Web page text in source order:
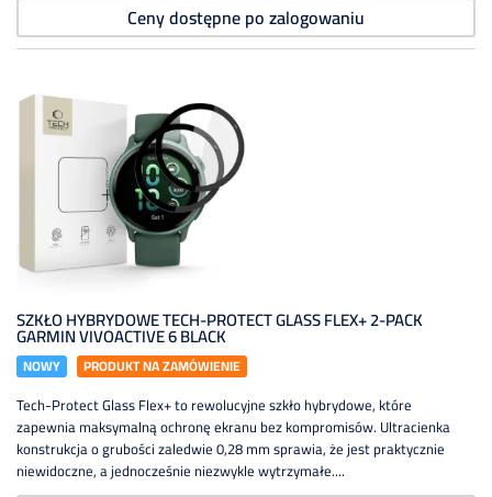
Ceny dostępne po zalogowaniu
SZKŁO HYBRYDOWE TECH-PROTECT GLASS FLEX+ 2-PACK
GARMIN VIVOACTIVE 6 BLACK
NOWY PRODUKT NA ZAMÓWIENIE
Tech-Protect Glass Flex+ to rewolucyjne szkło hybrydowe, które
zapewnia maksymalną ochronę ekranu bez kompromisów. Ultracienka
konstrukcja o grubości zaledwie 0,28 mm sprawia, że jest praktycznie
niewidoczne, a jednocześnie niezwykle wytrzymałe....